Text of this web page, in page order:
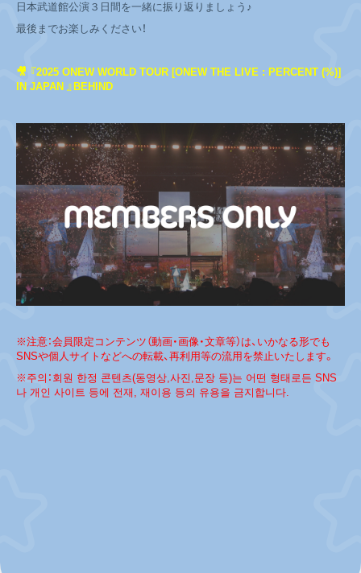
日本武道館公演３日間を一緒に振り返りましょう♪
最後までお楽しみください！
🎥 『2025 ONEW WORLD TOUR [ONEW THE LIVE : PERCENT (%)]
IN JAPAN 』BEHIND
※注意：会員限定コンテンツ（動画・画像・文章等）は、いかなる形でも
SNSや個人サイトなどへの転載、再利用等の流用を禁止いたします。
※주의：회원 한정 콘텐츠(동영상,사진,문장 등)는 어떤 형태로든 SNS
나 개인 사이트 등에 전재, 재이용 등의 유용을 금지합니다.